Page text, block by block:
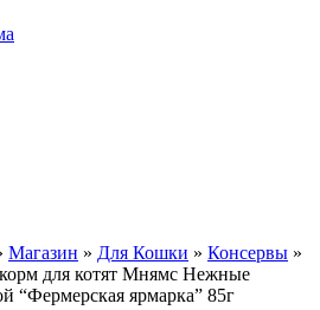
Магазин » Для Кошки » Консервы »
для котят Мнямс Нежные
“Фермерская ярмарка” 85г